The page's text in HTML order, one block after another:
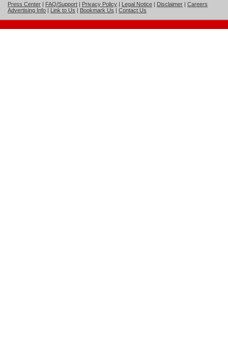
Press Center | FAQ/Support | Privacy Policy | Legal Notice | Disclaimer | Careers
Advertising Info | Link to Us | Bookmark Us | Contact Us